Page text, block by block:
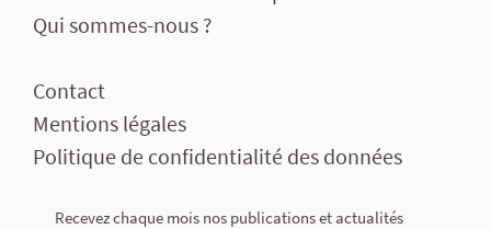
Qui sommes-nous ?
Contact
Mentions légales
Politique de confidentialité des données
Recevez chaque mois nos publications et actualités